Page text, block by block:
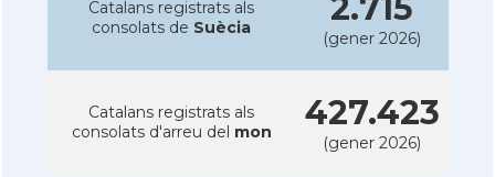
Catalans registrats als
consolats de Suècia
(gener 2026)
Catalans registrats als
consolats d'arreu del mon 427.423
(gener 2026)